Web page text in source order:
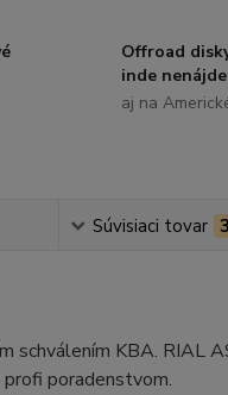
Offroad
inde
aj na
Súvisiaci tovar 3
schválením KBA. RIAL
poradenstvom.